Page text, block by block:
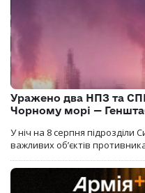
Уражено два НПЗ та
Чорному морі —
У ніч на 8 серпня підрозділи
важливих об’єктів